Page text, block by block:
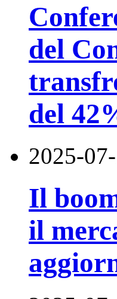
del
del
2025-
Il
il